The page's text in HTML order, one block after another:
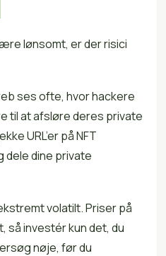
lønsomt, er der risici
ses ofte, hvor hackere
til at afsløre deres private
URL’er på NFT
dele dine private
volatilt. Priser på
så investér kun det, du
nøje, før du